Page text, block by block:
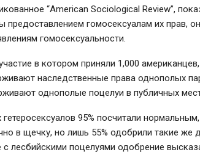
“American Sociological Review”,
гомосексуалам их прав,
гомосексуальности.
в котором приняли 1,000
наследственные права однополых
однополые поцелуи в публичных
95% посчитали
в щечку, но лишь 55% одобрили такие же
с лесбийскими поцелуями одобрение